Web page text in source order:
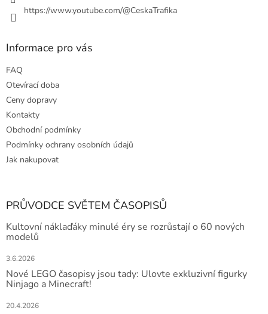
https://www.youtube.com/@CeskaTrafika
Informace pro vás
FAQ
Otevírací doba
Ceny dopravy
Kontakty
Obchodní podmínky
Podmínky ochrany osobních údajů
Jak nakupovat
PRŮVODCE SVĚTEM ČASOPISŮ
Kultovní náklaďáky minulé éry se rozrůstají o 60 nových
modelů
3.6.2026
Nové LEGO časopisy jsou tady: Ulovte exkluzivní figurky
Ninjago a Minecraft!
20.4.2026